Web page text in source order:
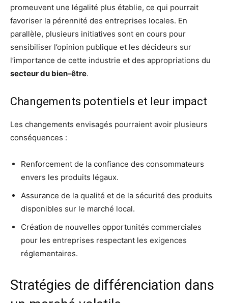
promeuvent une légalité plus établie, ce qui pourrait
favoriser la pérennité des entreprises locales. En
parallèle, plusieurs initiatives sont en cours pour
sensibiliser l’opinion publique et les décideurs sur
l’importance de cette industrie et des appropriations du
secteur du bien-être.
Changements potentiels et leur impact
Les changements envisagés pourraient avoir plusieurs
conséquences :
Renforcement de la confiance des consommateurs
envers les produits légaux.
Assurance de la qualité et de la sécurité des produits
disponibles sur le marché local.
Création de nouvelles opportunités commerciales
pour les entreprises respectant les exigences
réglementaires.
Stratégies de différenciation dans